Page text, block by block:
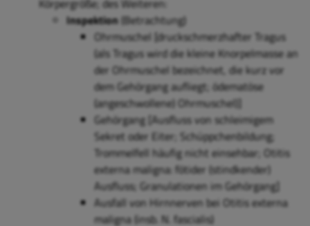
Körpergröße; des Weiteren:
Inspektion(Betrachtung)
Ohrmuschel [druckschmerzhafter Tragus
(als Tragus wird die kleine Knorpelmasse an
der Ohrmuschel bezeichnet, die kurz vor
dem Gehörgang aufliegt ; ödematöse
(angeschwollene) Ohrmuschel)]
Gehörgang [Ausfluss von schleimigem
Sekret oder Eiter; Schüppchenbildung;
Trommelfell häufig nicht einsehbar; Otitis
externa maligna: fötider (stindkender)
Ausfluss; Granulationen im Gehörgang]
Ausfall von Hirnnerven bei Otitis externa
maligna (insb. N. fascialis)